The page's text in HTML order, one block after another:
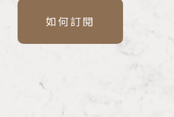
如何訂閱